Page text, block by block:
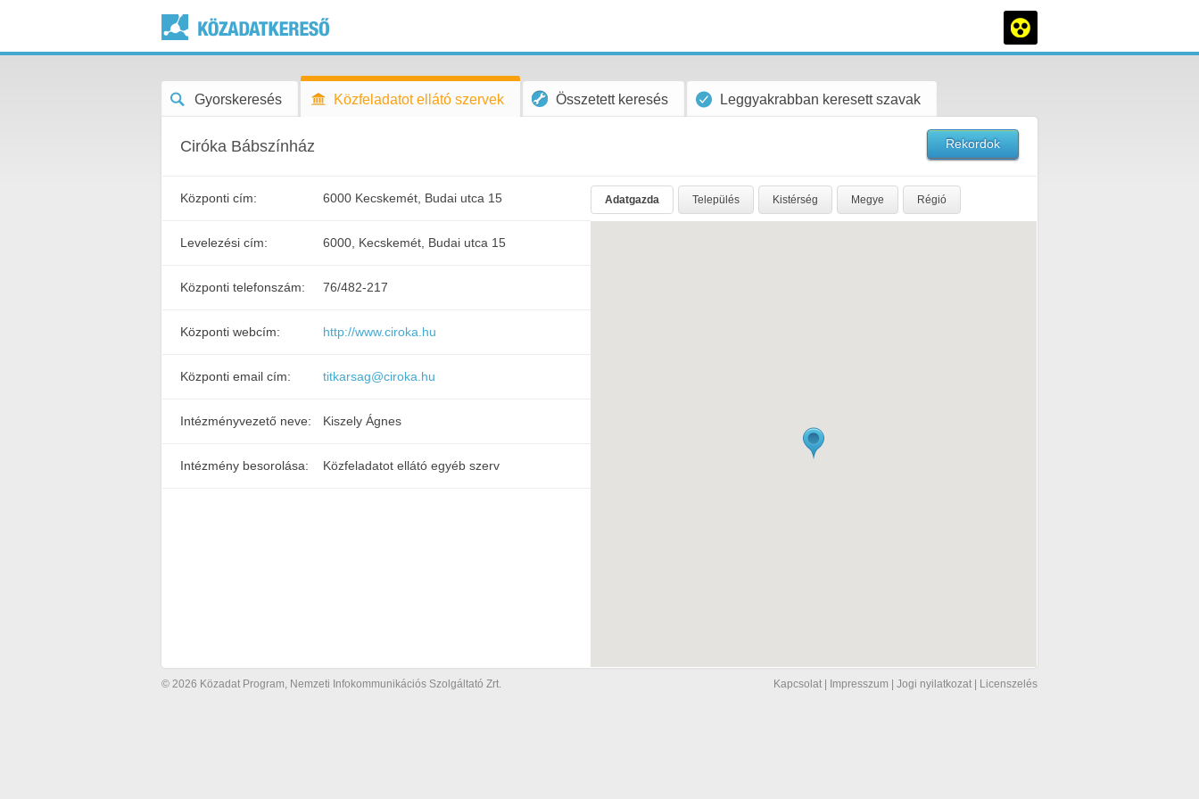
Gyorskeresés Közfeladatot ellátó szervek Összetett keresés Leggyakrabban keresett szavak
Ciróka Bábszínház Rekordok
Központi cím: 6000 Kecskemét, Budai utca 15
Levelezési cím: 6000, Kecskemét, Budai utca 15
Központi telefonszám: 76/482-217
Központi webcím: http://www.ciroka.hu
Központi email cím: titkarsag@ciroka.hu
Intézményvezető neve: Kiszely Ágnes
Intézmény besorolása: Közfeladatot ellátó egyéb szerv
Adatgazda Település Kistérség Megye Régió
© 2026 Közadat Program, Nemzeti Infokommunikációs Szolgáltató Zrt. Kapcsolat Impresszum Jogi nyilatkozat Licenszelés